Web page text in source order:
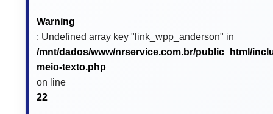
Warning
: Undefined array key "link_wpp_anderson" in
/mnt/dados/www/nrservice.com.br/public_html/
meio-texto.php
on line
22